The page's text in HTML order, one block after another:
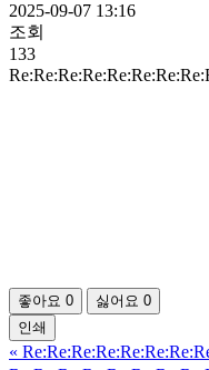
2025-09-07 13:16
조회
133
좋아요 0 싫어요 0
인쇄
«